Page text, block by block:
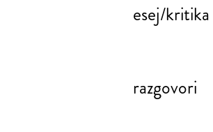
esej/kritika
razgovori